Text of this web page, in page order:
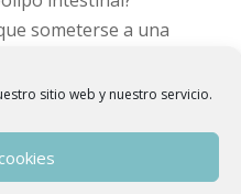
sitio web y nuestro servicio.
someterse a una